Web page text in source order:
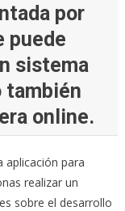
por
puede
sistema
también
online.
aplicación para
realizar un
sobre el desarrollo